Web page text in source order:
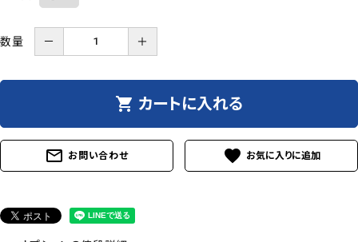
数量 － ＋
shopping_cart カートに入れる
mail_outline お問い合わせ favorite